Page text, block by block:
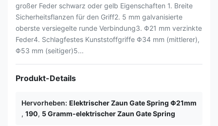
großer Feder schwarz oder gelb Eigenschaften 1. Breite
Sicherheitsflanzen für den Griff2. 5 mm galvanisierte
oberste versiegelte runde Verbindung3. Φ21 mm verzinkte
Feder4. Schlagfestes Kunststoffgriffe Φ34 mm (mittlerer),
Φ53 mm (seitiger)5...
Produkt-Details
Hervorheben: Elektrischer Zaun Gate Spring Φ21mm
, 190, 5 Gramm-elektrischer Zaun Gate Spring